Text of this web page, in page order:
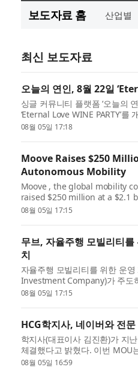
보도자료 홈 산업별
최신 보도자료
오늘의 연인, 8월 22일
싱글 커뮤니티 플랫폼 ‘오늘의
‘Eternal Love WINE PARTY’
어...
08월 05일 17:18
Moove Raises $250
Autonomous Mobility
Moove , the global mobility
raised $250 million at a $2.1
led by Woven Cap...
08월 05일 17:15
무브, 자율주행 모빌리티
치
자율주행 모빌리티를 위한 운
Investment Company)가 주도
동 주도한 시리즈...
08월 05일 17:15
HCG학지사, 네이버와 전
학지사(대표이사 김진환)가 지
체결했다고 밝혔다. 이번 MOU
건강...
08월 05일 16:59